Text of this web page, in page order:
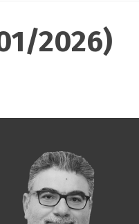
2026)